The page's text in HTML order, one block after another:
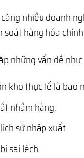
nhiều doanh
soát hàng hóa
những vấn đề như:
kho thực tế là bao
nhầm hàng.
sử nhập xuất.
sai lệch.